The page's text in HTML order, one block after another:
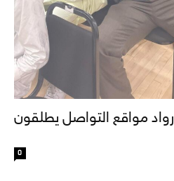
مواقع التواصل يطلقون
0